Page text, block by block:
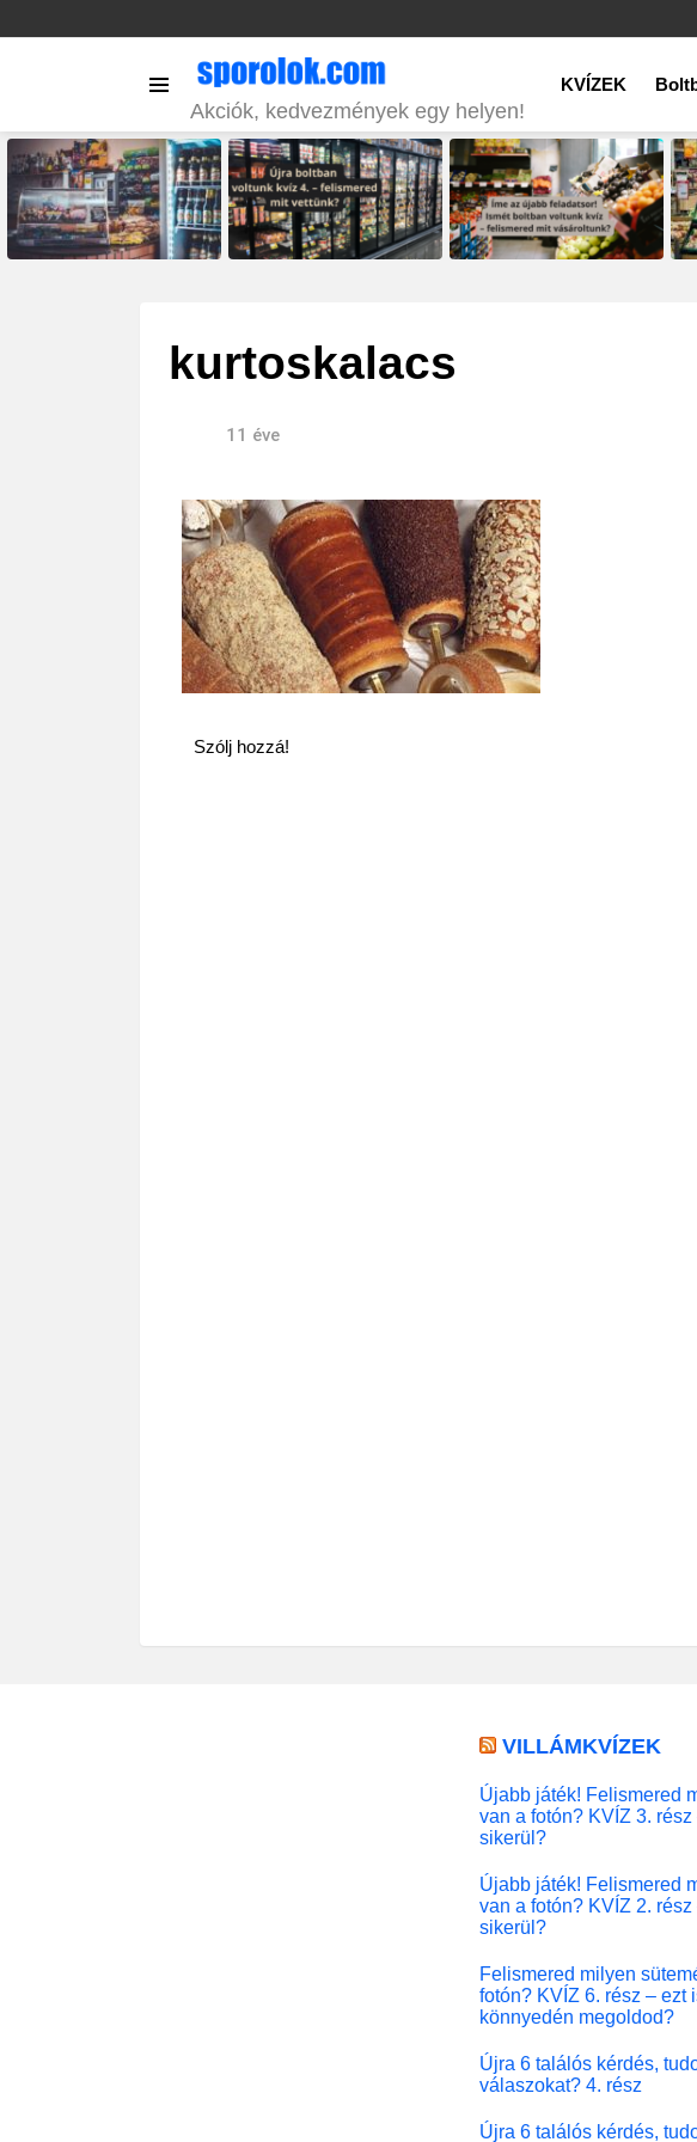
Akciók, kedvezmények egy helyen!
KVÍZEK
STORIES
kurtoskalacs
11 éve
Szólj hozzá!
VILLÁMKVÍZEK
Újabb játék! Felismered
van a fotón? KVÍZ 3. rész
sikerül?
Újabb játék! Felismered
van a fotón? KVÍZ 2. rész
sikerül?
Felismered milyen
fotón? KVÍZ 6. rész – ezt
könnyedén megoldod?
Újra 6 találós kérdés,
válaszokat? 4. rész
Újra 6 találós kérdés,